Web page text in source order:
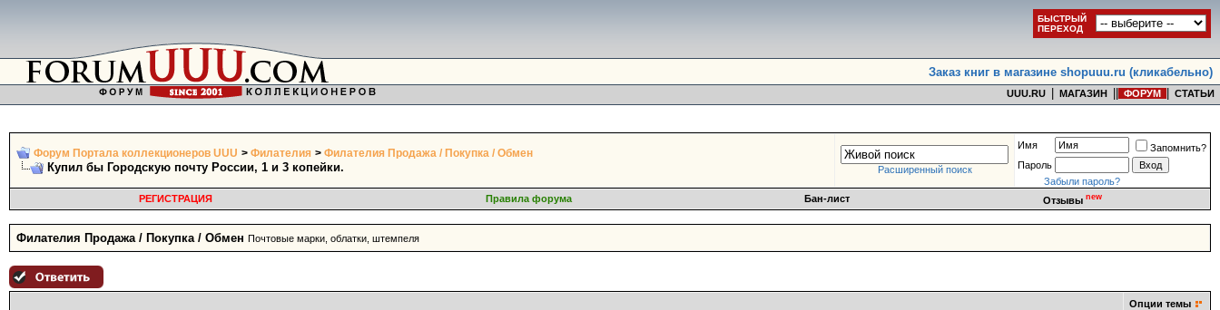
БЫСТРЫЙ
ПЕРЕХОД
Заказ книг в магазине shopuuu.ru (кликабельно)
UUU.RU МАГАЗИН ФОРУМ СТАТЬИ
Форум Портала коллекционеров UUU > Филателия > Филателия Продажа / Покупка / Обмен
Купил бы Городскую почту России, 1 и 3 копейки. Расширенный поиск
Имя
Запомнить?
Пароль
Забыли пароль?
РЕГИСТРАЦИЯ
Правила форума Бан-лист Отзывы new
Филателия Продажа / Покупка / Обмен Почтовые марки, облатки, штемпеля
Опции темы